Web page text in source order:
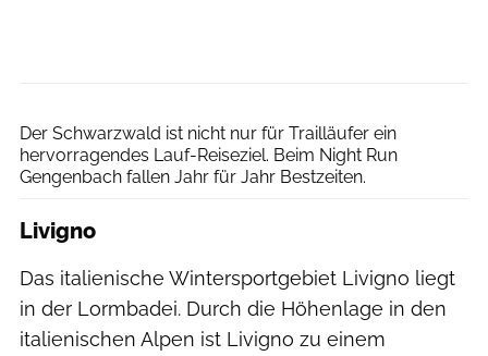
Der Schwarzwald ist nicht nur für Trailläufer ein
hervorragendes Lauf-Reiseziel. Beim Night Run
Gengenbach fallen Jahr für Jahr Bestzeiten.
Livigno
Das italienische Wintersportgebiet Livigno liegt
in der Lormbadei. Durch die Höhenlage in den
italienischen Alpen ist Livigno zu einem